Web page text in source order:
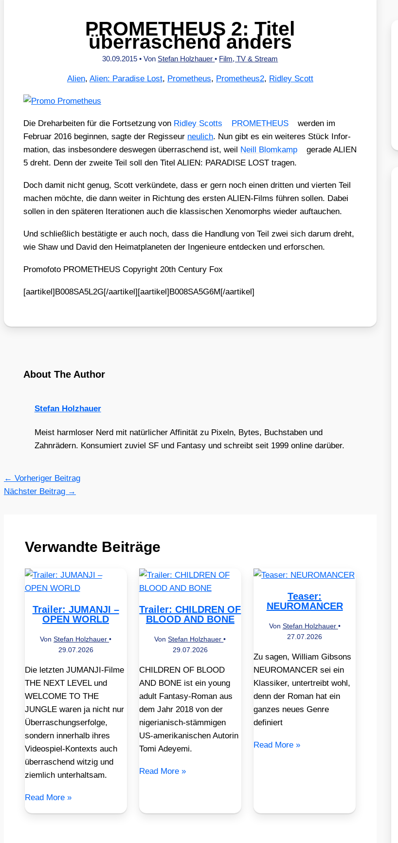
PROMETHEUS 2: Titel
überraschend anders
30.09.2015• Von Stefan Holzhauer• Film, TV & Stream
Alien, Alien: Paradise Lost, Prometheus, Prometheus2, Ridley Scott
Die Dreh­ar­bei­ten für die Fort­set­zung von Rid­ley Scotts PROMETHEUS
wer­den im
Febru­ar 2016 begin­nen, sag­te der Regis­seur neu­lich. Nun gibt es ein wei­te­res Stück Infor­
ma­ti­on, das ins­be­son­de­re des­we­gen über­ra­schend ist, weil Neill Blom­kamp
gera­de ALIEN
5 dreht. Denn der zwei­te Teil soll den Titel ALIEN: PARADISE LOST tra­gen.
Doch damit nicht genug, Scott ver­kün­de­te, dass er gern noch einen drit­ten und vier­ten Teil
machen möch­te, die dann wei­ter in Rich­tung des ers­ten ALI­EN-Films füh­ren sol­len. Dabei
sol­len in den spä­te­ren Ite­ra­tio­nen auch die klas­si­schen Xeno­morphs wie­der auf­tau­chen.
Und schließ­lich bestä­tig­te er auch noch, dass die Hand­lung von Teil zwei sich dar­um dreht,
wie Shaw und David den Hei­mat­pla­ne­ten der Inge­nieu­re ent­de­cken und erfor­schen.
Pro­mo­fo­to PROMETHEUS Copy­right 20th Cen­tu­ry Fox
[aartikel]B008SA5L2G[/aartikel][aartikel]B008SA5G6M[/aartikel]
About The Author
Stefan Holzhauer
Meist harmloser Nerd mit natürlicher Affinität zu Pixeln, Bytes, Buchstaben und
Zahnrädern. Konsumiert zuviel SF und Fantasy und schreibt seit 1999 online darüber.
← Vorheriger Beitrag
Nächster Beitrag →
Verwandte Beiträge
Trailer: JUMANJI –
OPEN WORLD
VonStefan Holzhauer•
29.07.2026
Die letzten JUMANJI-Filme
THE NEXT LEVEL und
WELCOME TO THE
JUNGLE waren ja nicht nur
Überraschungserfolge,
sondern innerhalb ihres
Videospiel-Kontexts auch
überraschend witzig und
ziemlich unterhaltsam.
Read More »
Trailer: CHILDREN OF
BLOOD AND BONE
VonStefan Holzhauer•
29.07.2026
CHILDREN OF BLOOD
AND BONE ist ein young
adult Fantasy-Roman aus
dem Jahr 2018 von der
nigerianisch-stämmigen
US-amerikanischen Autorin
Tomi Adeyemi.
Read More »
Teaser:
NEUROMANCER
Von Stefan Holzhauer •
27.07.2026
Zu sagen, William Gibsons
NEUROMANCER sei ein
Klassiker, untertreibt wohl,
denn der Roman hat ein
ganzes neues Genre
definiert
Read More »